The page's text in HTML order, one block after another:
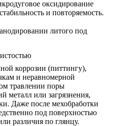
оксидирование
и повторяемость.
литого под
коррозии (питтингу),
и неравномерной
травлении поры
металл или загрязнения,
Даже после мехобработки
под поверхностью
различия по глянцу.